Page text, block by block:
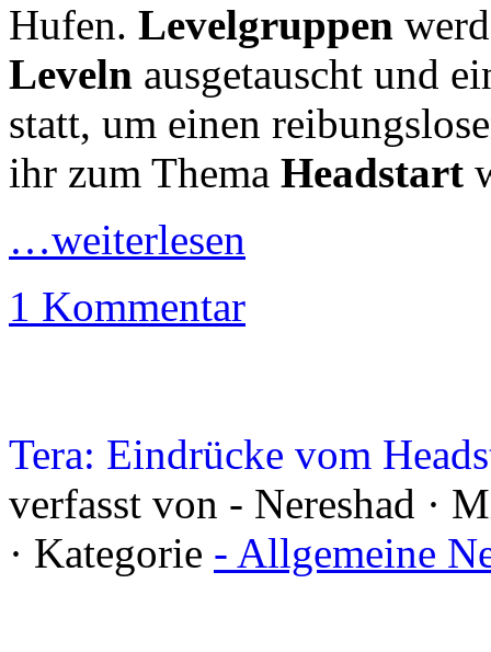
Hufen. Levelgruppen
Leveln ausgetauscht und
statt, um einen
ihr zum Thema Headstart
…weiterlesen
1 Kommentar
Tera: Eindrücke vom
verfasst von - Nereshad ·
· Kategorie - Allgemeine